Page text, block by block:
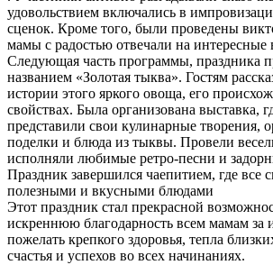
удовольствием включались в
сценок. Кроме того, были проведены
мамы с радостью отвечали на интересные
Следующая часть программы, праздника
названием «Золотая тыква». Гостям
истории этого яркого овоща, его
свойствах. Была организована выставка,
представили свои кулинарные творения,
поделки и блюда из тыквы. Провели
исполняли любимые ретро-песни и
Праздник завершился чаепитием, где все
полезными и вкусными блюдами
Этот праздник стал прекрасной
искреннюю благодарность всем мамам за
пожелать крепкого здоровья, тепла
счастья и успехов во всех начинаниях.